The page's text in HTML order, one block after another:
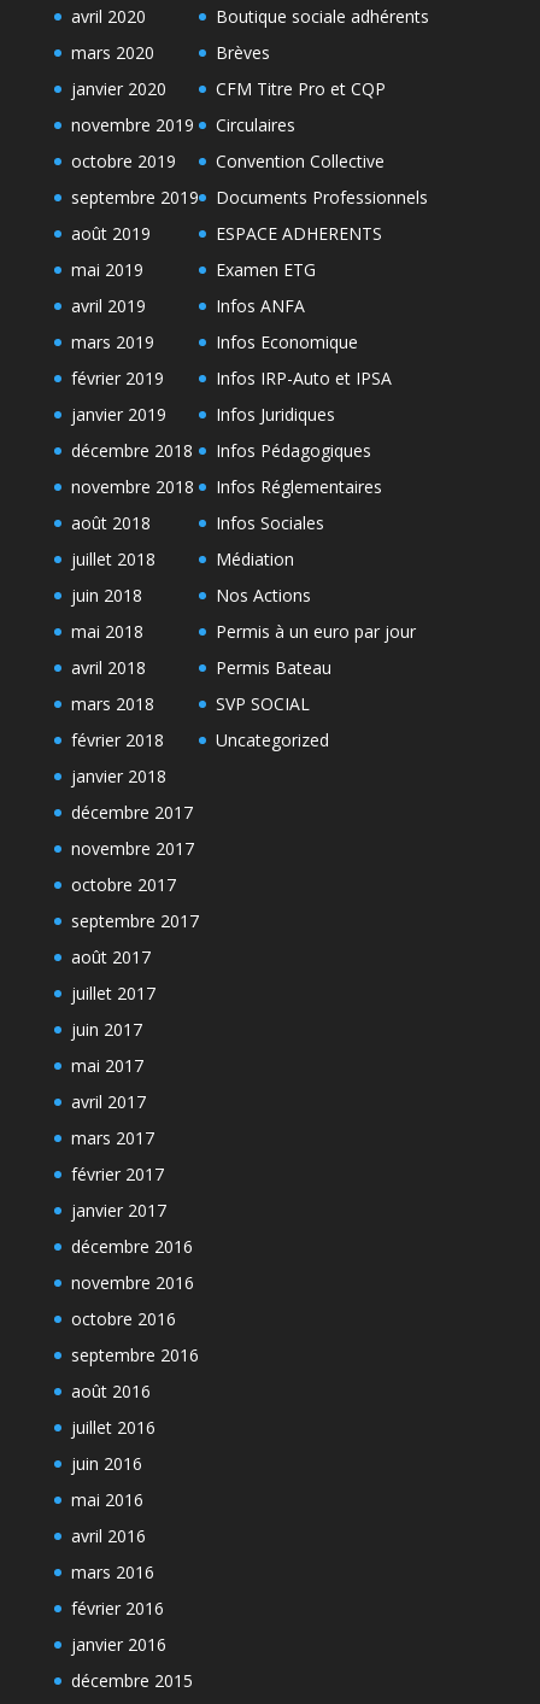
avril 2020
mars 2020
janvier 2020
novembre 2019
octobre 2019
septembre 2019
août 2019
mai 2019
avril 2019
mars 2019
février 2019
janvier 2019
décembre 2018
novembre 2018
août 2018
juillet 2018
juin 2018
mai 2018
avril 2018
mars 2018
février 2018
janvier 2018
décembre 2017
novembre 2017
octobre 2017
septembre 2017
août 2017
juillet 2017
juin 2017
mai 2017
avril 2017
mars 2017
février 2017
janvier 2017
décembre 2016
novembre 2016
octobre 2016
septembre 2016
août 2016
juillet 2016
juin 2016
mai 2016
avril 2016
mars 2016
février 2016
janvier 2016
décembre 2015
Boutique sociale adhérents
Brèves
CFM Titre Pro et CQP
Circulaires
Convention Collective
Documents Professionnels
ESPACE ADHERENTS
Examen ETG
Infos ANFA
Infos Economique
Infos IRP-Auto et IPSA
Infos Juridiques
Infos Pédagogiques
Infos Réglementaires
Infos Sociales
Médiation
Nos Actions
Permis à un euro par jour
Permis Bateau
SVP SOCIAL
Uncategorized